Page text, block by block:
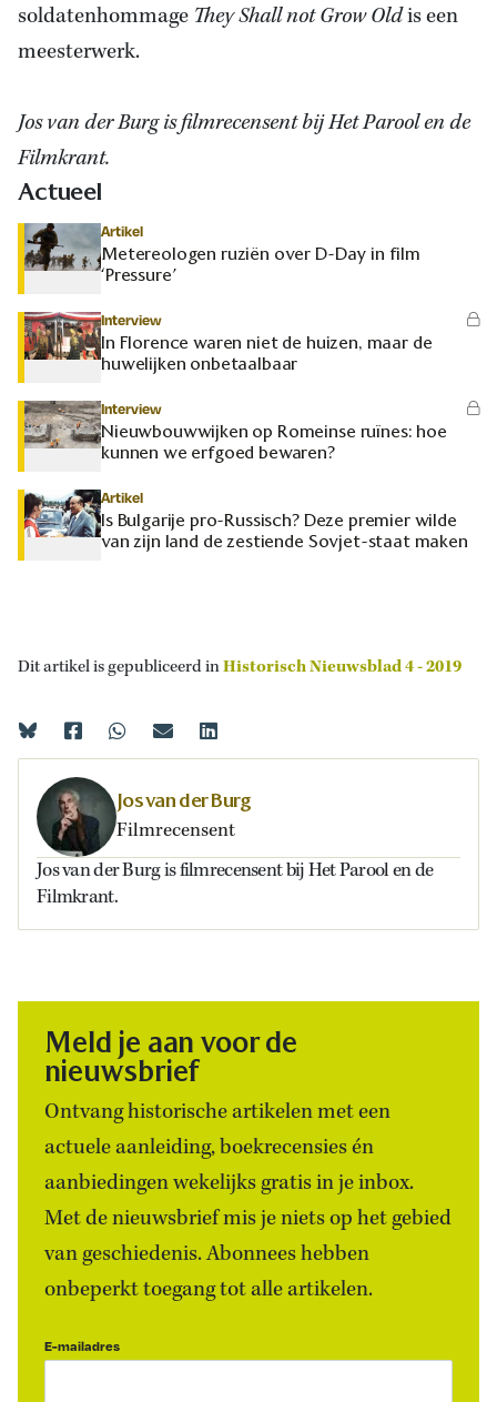
soldatenhommage They Shall not Grow Oldis een
meesterwerk.
Jos van der Burg is filmrecensent bij Het Parool en de
Filmkrant.
Actueel
Artikel
Metereologen ruziën over D-Day in film
‘Pressure’
Interview
In Florence waren niet de huizen, maar de
huwelijken onbetaalbaar
Interview
Nieuwbouwwijken op Romeinse ruïnes: hoe
kunnen we erfgoed bewaren?
Artikel
Is Bulgarije pro-Russisch? Deze premier wilde
van zijn land de zestiende Sovjet-staat maken
Dit artikel is gepubliceerd inHistorisch Nieuwsblad 4 - 2019
Jos van der Burg
Filmrecensent
Jos van der Burg is filmrecensent bij Het Parool en de
Filmkrant.
Meld je aan voor de
nieuwsbrief
Ontvang historische artikelen met een
actuele aanleiding, boekrecensies én
aanbiedingen wekelijks gratis in je inbox.
Met de nieuwsbrief mis je niets op het gebied
van geschiedenis. Abonnees hebben
onbeperkt toegang tot alle artikelen.
E-mailadres